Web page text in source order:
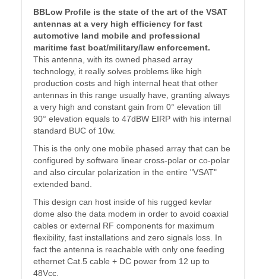
BBLow Profile is the state of the art of the VSAT
antennas at a very high efficiency for fast
automotive land mobile and professional
maritime fast boat/military/law enforcement.
This antenna, with its owned phased array
technology, it really solves problems like high
production costs and high internal heat that other
antennas in this range usually have, granting always
a very high and constant gain from 0° elevation till
90° elevation equals to 47dBW EIRP with his internal
standard BUC of 10w.
This is the only one mobile phased array that can be
configured by software linear cross-polar or co-polar
and also circular polarization in the entire "VSAT"
extended band.
This design can host inside of his rugged kevlar
dome also the data modem in order to avoid coaxial
cables or external RF components for maximum
flexibility, fast installations and zero signals loss. In
fact the antenna is reachable with only one feeding
ethernet Cat.5 cable + DC power from 12 up to
48Vcc.